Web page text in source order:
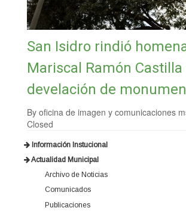
San Isidro rindió
Mariscal Ramón Castilla
develación de
By oficina de imagen y comunicaciones
Closed
Información Instucional
Actualidad Municipal
Archivo de Noticias
Comunicados
Publicaciones